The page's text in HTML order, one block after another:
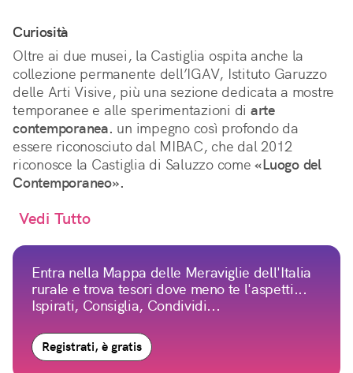
Curiosità
Oltre ai due musei, la Castiglia ospita anche la
collezione permanente dell’IGAV, Istituto Garuzzo
delle Arti Visive, più una sezione dedicata a mostre
temporanee e alle sperimentazioni di arte
contemporanea. un impegno così profondo da
essere riconosciuto dal MIBAC, che dal 2012
riconosce la Castiglia di Saluzzo come«Luogo del
Contemporaneo».
Vedi Tutto
Entra nella Mappa delle Meraviglie dell'Italia
rurale e trova tesori dove meno te l'aspetti...
Ispirati, Consiglia, Condividi...
Registrati, è gratis